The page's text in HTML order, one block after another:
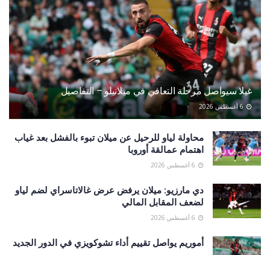
غيلا سيواصل مرحلة التعافي في ميلانيلو – التفاصيل
محاولة لياو للرحيل عن ميلان تبوء بالفشل بعد غياب
اهتمام عمالقة أوروبا
دي مارزيو: ميلان يرفض عرض غالاتاسراي لضم لياو
لضعف المقابل المالي
أموريم يواصل تقييم أداء تشوكويزي في الدور الجديد